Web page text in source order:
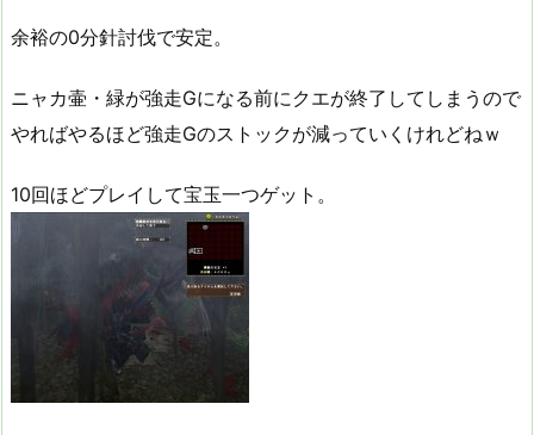
余裕の0分針討伐で安定。
ニャカ壷・緑が強走Gになる前にクエが終了してしまうので
やればやるほど強走Gのストックが減っていくけれどねｗ
10回ほどプレイして宝玉一つゲット。